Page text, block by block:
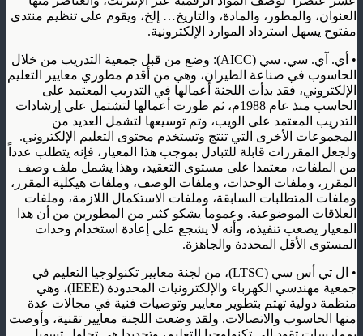
العنوان، والمطور، والمادة، والتاريخ… إلخ، ويقوم على تنظيم منتدى
مفتوح يسهل استرداد الموارد الإلكترونية.
• أي. آي. سي. سي (AICC):
وضع من قبل جمعية التدريب من خلال
الحاسوب في صناعة الطيران، وهي من أقدم مطوري معايير التعليم
الإلكتروني، فقد بدأت اللجنة أعمالها في التدريب المعتمد على
الحاسب منذ عام 1988م، ثم طورت أعمالها لتشتمل على إرشادات
التدريب المعتمد على الويب، وتم توسيعها لتشمل العديد من
المجموعات الأخرى التي تنتج وتستخدم محتوى التعليم الإلكتروني.
ولجعل المقررات قابلة للتبادل بموجب هذا المعيار، فإنه يتطلب عدداً
من الملفات، معتمدا على مستوى التعقيد، وهذا يشمل ملف وصف
المقرر، وملفات الوحدات، وملفات الوصف، وملفات هيكلية المقرر،
وملفات المتطلبات السابقة، وملفات الاستكمال اللازمة، وملفات
العلاقات الموضوعية. وعموما يشكو كثير من المطورين من أن هذا
المعيار يصعب تنفيذه، وأنه لا يشجع على إعادة استخدام وحدات
المستوى الأقل المحددة والجاهزة.
• ال تي أس سي (LTSC)
، من لجنة معايير تكنولوجيا التعليم في
جمعية مهندسي الكهرباء والإلكترونيات المحدودة (IEEE)
، وهي
منظمة دولية تهتم بتطوير معايير وتوصيات فنية في مجالات عدة
منها الحاسوب والاتصالات. ولقد وضعت اللجنة معايير تقنية، وأوصت